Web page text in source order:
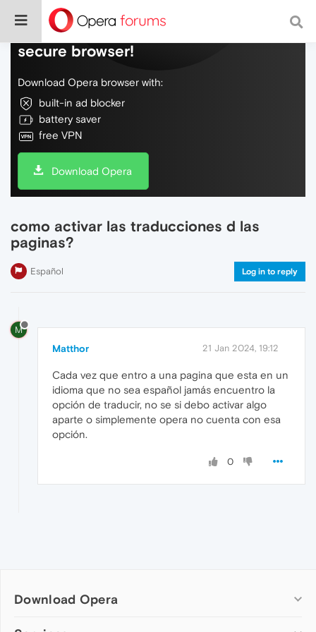
Do more on the web, with a fast and
secure browser!
Download Opera browser with:
built-in ad blocker
battery saver
free VPN
Download Opera
como activar las traducciones d las
paginas?
Español Log in to reply
M
Matthor 21 Jan 2024, 19:12
Cada vez que entro a una pagina que esta en un
idioma que no sea español jamás encuentro la
opción de traducir, no se si debo activar algo
aparte o simplemente opera no cuenta con esa
opción.
0
Download Opera